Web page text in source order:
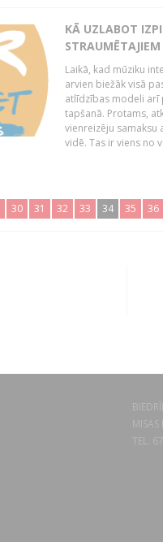
KĀ UZLABOT
Laikā, kad mūziku
arvien biežāk visā
atlīdzības modeli arī
tapšanā. Protams,
vienreizēju
vidē. Tas ir viens no
30 31 32 33 34 35 36
TEL.